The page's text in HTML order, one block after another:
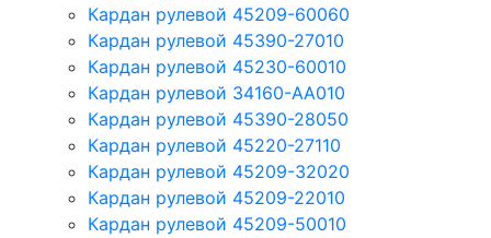
Кардан рулевой 45209-60060
Кардан рулевой 45390-27010
Кардан рулевой 45230-60010
Кардан рулевой 34160-AA010
Кардан рулевой 45390-28050
Кардан рулевой 45220-27110
Кардан рулевой 45209-32020
Кардан рулевой 45209-22010
Кардан рулевой 45209-50010